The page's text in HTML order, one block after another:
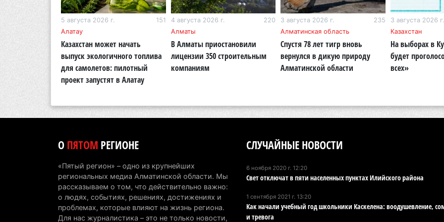
4
4
4
4
5 августа 2026 г.
151
Алатау
Казахстан может начать
выпуск экологичного топлива
для самолетов: пилотный
проект запустят в Алатау
4 августа 2026 г.
220
Алматы
В Алматы приостановили
лицензии 350 строительным
компаниям
3 августа 2026 г.
235
Алматинская область
Спустя 78 лет тигр вновь
вернулся в дикую природу
Алматинской области
3 августа 2026 г.
Казахстан
На выборах в
будет
всех»
ОПЯТОМ РЕГИОНЕ
«Пятый регион» – одно из крупнейших
региональных медиа Алматинской области. Мы
рассказываем о том, что действительно важно:
о людях, событиях, решениях, достижениях и
проблемах, которые влияют на жизнь региона.
Для нас журналистика – это не только новости,
СЛУЧАЙНЫЕ НОВОСТИ
6 ноября 2020 г. 12:20
Свет отключат в пяти населенных пунктах Илийского района
1 сентября 2021 г. 13:20
Как начали учебный год школьники Каскелена: воодушевление,
и тревога